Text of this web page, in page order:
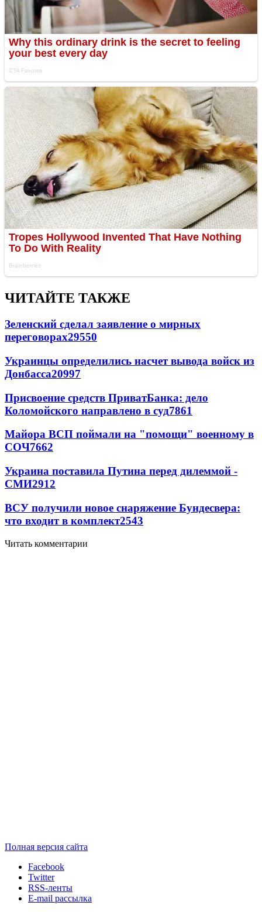
ЧИТАЙТЕ ТАКЖЕ
Зеленский сделал заявление о мирных
переговорах29550
Украинцы определились насчет вывода войск из
Донбасса20997
Присвоение средств ПриватБанка: дело
Коломойского направлено в суд7861
Майора ВСП поймали на "помощи" военному в
СОЧ7662
Украина поставила Путина перед дилеммой -
СМИ2912
ВСУ получили новое снаряжение Бундесвера:
что входит в комплект2543
Читать комментарии
Полная версия сайта
Facebook
Twitter
RSS-ленты
E-mail рассылка